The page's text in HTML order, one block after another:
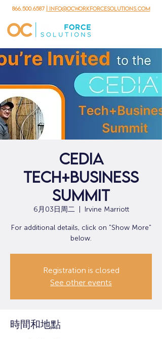
866.500.6587 | info@ocworkforcesolutions.com
CEDIA
Tech+Business
Summit
6月03日周二
  |
Irvine Marriott
For additional details, click on "Show More"
below.
Registration is closed
See other events
時間和地點